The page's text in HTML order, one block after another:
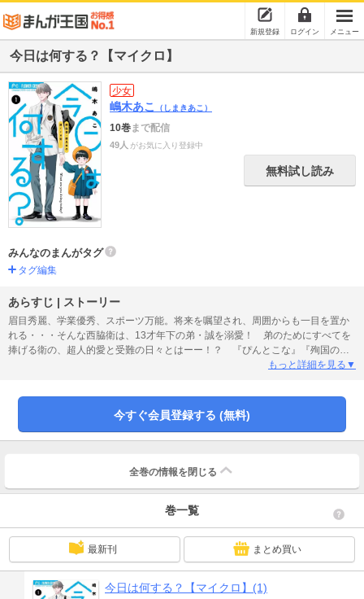
新規登録 ログイン メニュー
今日は何する？【マイクロ】
少女
嶋木あこ （しまきあこ）
10巻まで配信
49人 がお気に入り登録中
無料試し読み
みんなのまんがタグ
タグ編集
あらすじ | ストーリー
眉目秀麗、学業優秀、スポーツ万能。将来を嘱望され、周囲からも一目を置か
れる・・・そんな西脇衛は、13才年下の弟・誠を溺愛！ 弟のためにすべてを
捧げる衛の、超人的愛と受難の日々とはーー！？ 『ぴんとこな』『殉国のア
もっと詳細を見る▼
今すぐ会員登録する (無料)
全巻の情報を 閉じる
巻一覧
最新刊 まとめ買い
今日は何する？【マイクロ】(1)